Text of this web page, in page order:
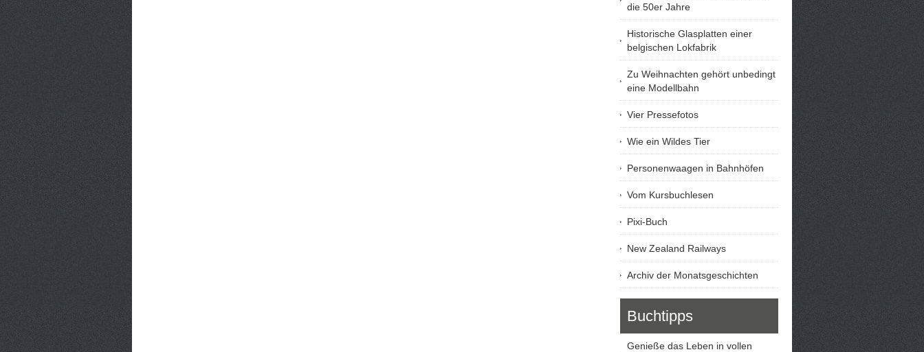
die 50er Jahre
Historische Glasplatten einer
belgischen Lokfabrik
Zu Weihnachten gehört unbedingt
eine Modellbahn
Vier Pressefotos
Wie ein Wildes Tier
Personenwaagen in Bahnhöfen
Vom Kursbuchlesen
Pixi-Buch
New Zealand Railways
Archiv der Monatsgeschichten
Buchtipps
Genieße das Leben in vollen